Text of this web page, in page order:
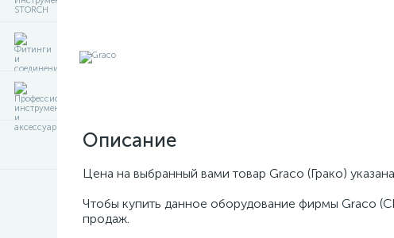
Описание
Цена на выбранный вами товар Graco (Грако)
Чтобы купить данное оборудование фирмы Graco
продаж.